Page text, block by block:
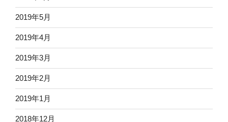
2019年5月
2019年4月
2019年3月
2019年2月
2019年1月
2018年12月